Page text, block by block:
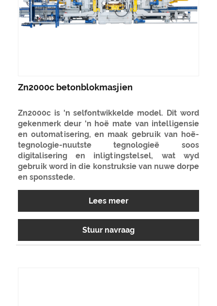
Zn2000c betonblokmasjien
Zn2000c is 'n selfontwikkelde model. Dit word
gekenmerk deur 'n hoë mate van intelligensie
en outomatisering, en maak gebruik van hoë-
tegnologie-nuutste tegnologieë soos
digitalisering en inligtingstelsel, wat wyd
gebruik word in die konstruksie van nuwe dorpe
en sponsstede.
Lees meer
Stuur navraag